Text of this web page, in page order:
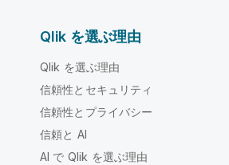
Qlik を選ぶ理由
Qlik を選ぶ理由
信頼性とセキュリティ
信頼性とプライバシー
信頼と AI
AI で Qlik を選ぶ理由